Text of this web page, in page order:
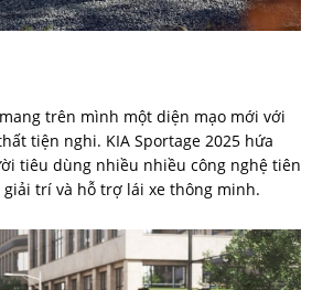
trên mình một diện mạo mới với
tiện nghi. KIA Sportage 2025 hứa
tiêu dùng nhiều nhiều công nghệ tiên
trí và hỗ trợ lái xe thông minh.